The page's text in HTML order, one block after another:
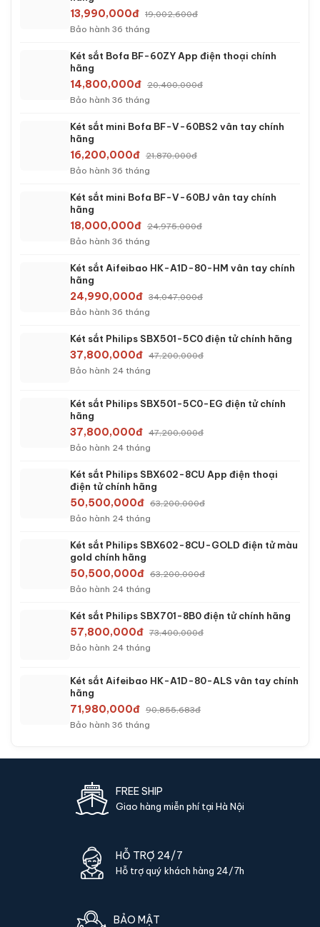
13,990,000đ 19,002,600đ
Bảo hành 36 tháng
Két sắt Bofa BF-60ZY App điện thoại chính
hãng
14,800,000đ 20,400,000đ
Bảo hành 36 tháng
Két sắt mini Bofa BF-V-60BS2 vân tay chính
hãng
16,200,000đ 21,870,000đ
Bảo hành 36 tháng
Két sắt mini Bofa BF-V-60BJ vân tay chính
hãng
18,000,000đ 24,975,000đ
Bảo hành 36 tháng
Két sắt Aifeibao HK-A1D-80-HM vân tay chính
hãng
24,990,000đ 34,047,000đ
Bảo hành 36 tháng
Két sắt Philips SBX501-5C0 điện tử chính hãng
37,800,000đ 47,200,000đ
Bảo hành 24 tháng
Két sắt Philips SBX501-5C0-EG điện tử chính
hãng
37,800,000đ 47,200,000đ
Bảo hành 24 tháng
Két sắt Philips SBX602-8CU App điện thoại
điện tử chính hãng
50,500,000đ 63,200,000đ
Bảo hành 24 tháng
Két sắt Philips SBX602-8CU-GOLD điện tử màu
gold chính hãng
50,500,000đ 63,200,000đ
Bảo hành 24 tháng
Két sắt Philips SBX701-8B0 điện tử chính hãng
57,800,000đ 73,400,000đ
Bảo hành 24 tháng
Két sắt Aifeibao HK-A1D-80-ALS vân tay chính
hãng
71,980,000đ 90,855,683đ
Bảo hành 36 tháng
FREE SHIP
Giao hàng miễn phí tại Hà Nội
HỖ TRỢ 24/7
Hỗ trợ quý khách hàng 24/7h
BẢO MẬT